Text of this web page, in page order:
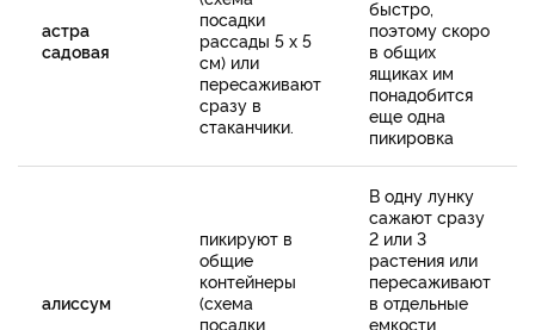
астра
садовая
посадки
рассады 5 х 5
см) или
пересаживают
сразу в
стаканчики.
быстро,
поэтому скоро
в общих
ящиках им
понадобится
еще одна
пикировка
алиссум
пикируют в
общие
контейнеры
(схема
посадки
В одну лунку
сажают сразу
2 или 3
растения или
пересаживают
в отдельные
емкости